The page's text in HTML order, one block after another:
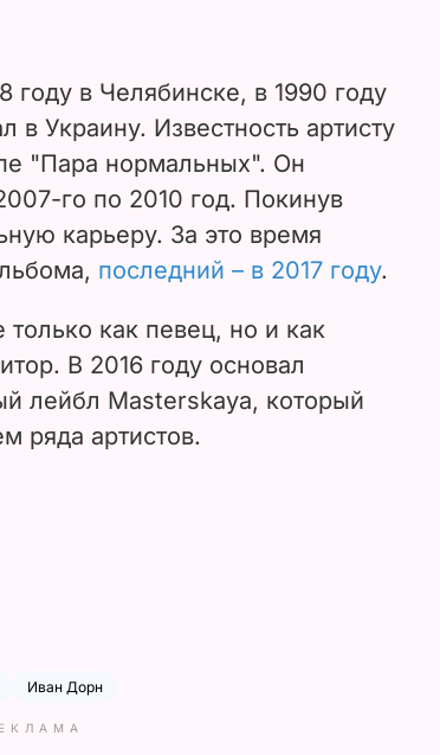
году в Челябинске, в 1990 году
в Украину. Известность артисту
"Пара нормальных". Он
го по 2010 год. Покинув
карьеру. За это время
последний – в 2017 году.
как певец, но и как
В 2016 году основал
лейбл Masterskaya, который
ряда артистов.
Иван Дорн